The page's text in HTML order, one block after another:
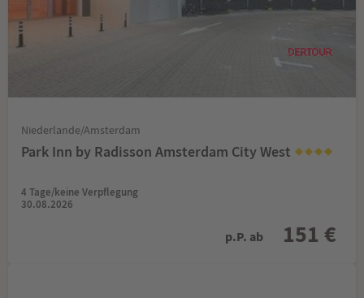
Niederlande/Amsterdam
Park Inn by Radisson Amsterdam City West
4 Tage/keine Verpflegung
30.08.2026
p.P. ab 151 €